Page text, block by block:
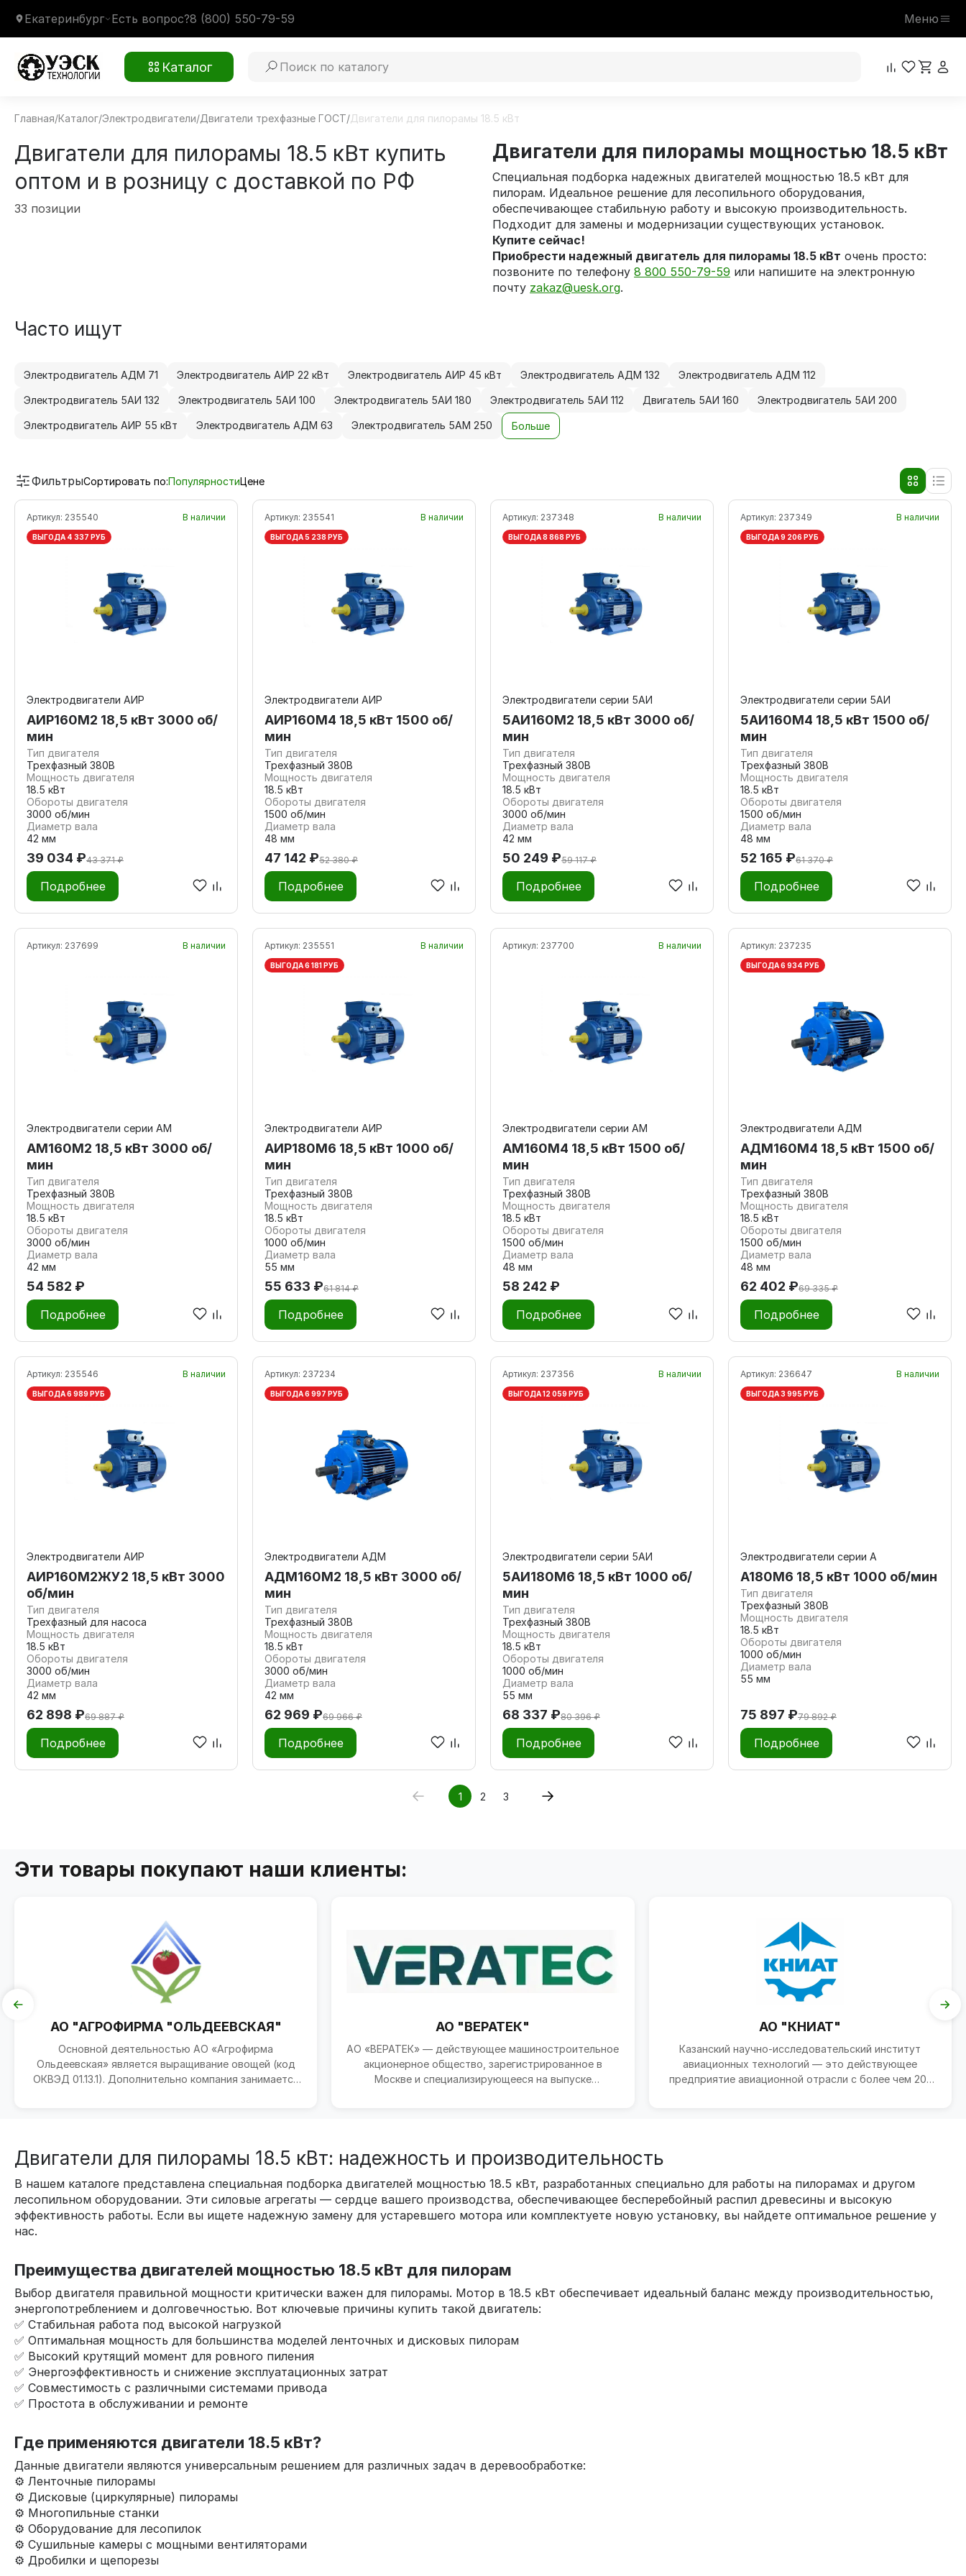
Екатеринбург Есть вопрос?8 (800) 550-79-59 Меню
Каталог
Главная/Каталог/Электродвигатели/Двигатели трехфазные ГОСТ/Двигатели для пилорамы 18.5 кВт
Двигатели для пилорамы 18.5 кВт купить
оптом и в розницу с доставкой по РФ
33 позиции
Двигатели для пилорамы мощностью 18.5 кВт
Специальная подборка надежных двигателей мощностью 18.5 кВт для
пилорам. Идеальное решение для лесопильного оборудования,
обеспечивающее стабильную работу и высокую производительность.
Подходит для замены и модернизации существующих установок.
Купите сейчас!
Приобрести надежный двигатель для пилорамы 18.5 кВт очень просто:
позвоните по телефону8 800 550-79-59 или напишите на электронную
почту zakaz@uesk.org.
Часто ищут
Электродвигатель АДМ 71 Электродвигатель АИР 22 кВт Электродвигатель АИР 45 кВт Электродвигатель АДМ 132 Электродвигатель АДМ 112
Электродвигатель 5АИ 132 Электродвигатель 5АИ 100 Электродвигатель 5АИ 180 Электродвигатель 5АИ 112 Двигатель 5АИ 160 Электродвигатель 5АИ 200
Электродвигатель АИР 55 кВт Электродвигатель АДМ 63 Электродвигатель 5АМ 250 Больше
ФильтрыСортировать по:ПопулярностиЦене
Артикул: 235540 В наличии
ВЫГОДА 4 337 РУБ
Электродвигатели АИР
АИР160М2 18,5 кВт 3000 об/
мин
Тип двигателя
Трехфазный 380В
Мощность двигателя
18.5 кВт
Обороты двигателя
3000 об/мин
Диаметр вала
42 мм
39 034 ₽43 371 ₽
Подробнее
Артикул: 235541 В наличии
ВЫГОДА 5 238 РУБ
Электродвигатели АИР
АИР160М4 18,5 кВт 1500 об/
мин
Тип двигателя
Трехфазный 380В
Мощность двигателя
18.5 кВт
Обороты двигателя
1500 об/мин
Диаметр вала
48 мм
47 142 ₽52 380 ₽
Подробнее
Артикул: 237348 В наличии
ВЫГОДА 8 868 РУБ
Электродвигатели серии 5АИ
5АИ160M2 18,5 кВт 3000 об/
мин
Тип двигателя
Трехфазный 380В
Мощность двигателя
18.5 кВт
Обороты двигателя
3000 об/мин
Диаметр вала
42 мм
50 249 ₽59 117 ₽
Подробнее
Артикул: 237349 В наличии
ВЫГОДА 9 206 РУБ
Электродвигатели серии 5АИ
5АИ160M4 18,5 кВт 1500 об/
мин
Тип двигателя
Трехфазный 380В
Мощность двигателя
18.5 кВт
Обороты двигателя
1500 об/мин
Диаметр вала
48 мм
52 165 ₽61 370 ₽
Подробнее
Артикул: 237699 В наличии
Электродвигатели серии АМ
АМ160М2 18,5 кВт 3000 об/
мин
Тип двигателя
Трехфазный 380В
Мощность двигателя
18.5 кВт
Обороты двигателя
3000 об/мин
Диаметр вала
42 мм
54 582 ₽
Подробнее
Артикул: 235551 В наличии
ВЫГОДА 6 181 РУБ
Электродвигатели АИР
АИР180М6 18,5 кВт 1000 об/
мин
Тип двигателя
Трехфазный 380В
Мощность двигателя
18.5 кВт
Обороты двигателя
1000 об/мин
Диаметр вала
55 мм
55 633 ₽61 814 ₽
Подробнее
Артикул: 237700 В наличии
Электродвигатели серии АМ
АМ160М4 18,5 кВт 1500 об/
мин
Тип двигателя
Трехфазный 380В
Мощность двигателя
18.5 кВт
Обороты двигателя
1500 об/мин
Диаметр вала
48 мм
58 242 ₽
Подробнее
Артикул: 237235
ВЫГОДА 6 934 РУБ
Электродвигатели АДМ
АДМ160М4 18,5 кВт 1500 об/
мин
Тип двигателя
Трехфазный 380В
Мощность двигателя
18.5 кВт
Обороты двигателя
1500 об/мин
Диаметр вала
48 мм
62 402 ₽69 335 ₽
Подробнее
Артикул: 235546 В наличии
ВЫГОДА 6 989 РУБ
Электродвигатели АИР
АИР160М2ЖУ2 18,5 кВт 3000
об/мин
Тип двигателя
Трехфазный для насоса
Мощность двигателя
18.5 кВт
Обороты двигателя
3000 об/мин
Диаметр вала
42 мм
62 898 ₽69 887 ₽
Подробнее
Артикул: 237234
ВЫГОДА 6 997 РУБ
Электродвигатели АДМ
АДМ160М2 18,5 кВт 3000 об/
мин
Тип двигателя
Трехфазный 380В
Мощность двигателя
18.5 кВт
Обороты двигателя
3000 об/мин
Диаметр вала
42 мм
62 969 ₽69 966 ₽
Подробнее
Артикул: 237356 В наличии
ВЫГОДА 12 059 РУБ
Электродвигатели серии 5АИ
5АИ180M6 18,5 кВт 1000 об/
мин
Тип двигателя
Трехфазный 380В
Мощность двигателя
18.5 кВт
Обороты двигателя
1000 об/мин
Диаметр вала
55 мм
68 337 ₽80 396 ₽
Подробнее
Артикул: 236647 В наличии
ВЫГОДА 3 995 РУБ
Электродвигатели серии А
А180M6 18,5 кВт 1000 об/мин
Тип двигателя
Трехфазный 380В
Мощность двигателя
18.5 кВт
Обороты двигателя
1000 об/мин
Диаметр вала
55 мм
75 897 ₽79 892 ₽
Подробнее
1 2 3
Эти товары покупают наши клиенты:
АО "АГРОФИРМА "ОЛЬДЕЕВСКАЯ"
Основной деятельностью АО «Агрофирма
Ольдеевская» является выращивание овощей (код
ОКВЭД 01.13.1). Дополнительно компания занимается
АО "ВЕРАТЕК"
АО «ВЕРАТЕК» — действующее машиностроительное
акционерное общество, зарегистрированное в
Москве и специализирующееся на выпуске
АО "КНИАТ"
Казанский научно-исследовательский институт
авиационных технологий — это действующее
предприятие авиационной отрасли с более чем 20-
Двигатели для пилорамы 18.5 кВт: надежность и производительность
В нашем каталоге представлена специальная подборка двигателей мощностью 18.5 кВт, разработанных специально для работы на пилорамах и другом
лесопильном оборудовании. Эти силовые агрегаты — сердце вашего производства, обеспечивающее бесперебойный распил древесины и высокую
эффективность работы. Если вы ищете надежную замену для устаревшего мотора или комплектуете новую установку, вы найдете оптимальное решение у
нас.
Преимущества двигателей мощностью 18.5 кВт для пилорам
Выбор двигателя правильной мощности критически важен для пилорамы. Мотор в 18.5 кВт обеспечивает идеальный баланс между производительностью,
энергопотреблением и долговечностью. Вот ключевые причины купить такой двигатель:
✅ Стабильная работа под высокой нагрузкой
✅ Оптимальная мощность для большинства моделей ленточных и дисковых пилорам
✅ Высокий крутящий момент для ровного пиления
✅ Энергоэффективность и снижение эксплуатационных затрат
✅ Совместимость с различными системами привода
✅ Простота в обслуживании и ремонте
Где применяются двигатели 18.5 кВт?
Данные двигатели являются универсальным решением для различных задач в деревообработке:
⚙️ Ленточные пилорамы
⚙️ Дисковые (циркулярные) пилорамы
⚙️ Многопильные станки
⚙️ Оборудование для лесопилок
⚙️ Сушильные камеры с мощными вентиляторами
⚙️ Дробилки и щепорезы